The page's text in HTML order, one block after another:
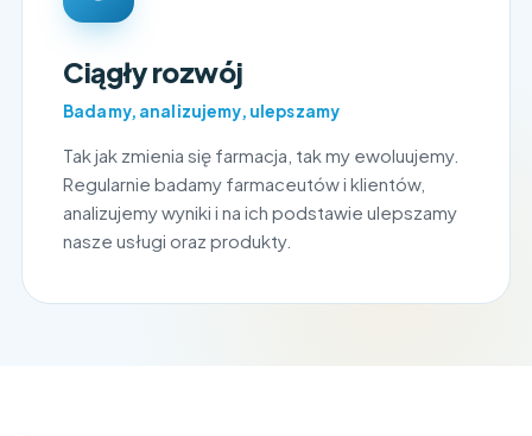
Ciągły rozwój
Badamy, analizujemy, ulepszamy
Tak jak zmienia się farmacja, tak my ewoluujemy.
Regularnie badamy farmaceutów i klientów,
analizujemy wyniki i na ich podstawie ulepszamy
nasze usługi oraz produkty.